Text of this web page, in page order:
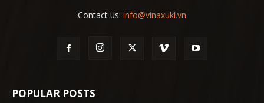
Contact us: info@vinaxuki.vn
POPULAR POSTS